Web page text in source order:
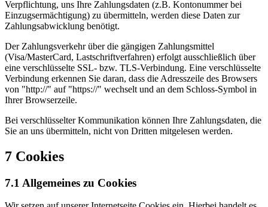
Verpflichtung, uns Ihre Zahlungsdaten (z.B. Kontonummer bei
Einzugsermächtigung) zu übermitteln, werden diese Daten zur
Zahlungsabwicklung benötigt.
Der Zahlungsverkehr über die gängigen Zahlungsmittel
(Visa/MasterCard, Lastschriftverfahren) erfolgt ausschließlich über
eine verschlüsselte SSL- bzw. TLS-Verbindung. Eine verschlüsselte
Verbindung erkennen Sie daran, dass die Adresszeile des Browsers
von "http://" auf "https://" wechselt und an dem Schloss-Symbol in
Ihrer Browserzeile.
Bei verschlüsselter Kommunikation können Ihre Zahlungsdaten, die
Sie an uns übermitteln, nicht von Dritten mitgelesen werden.
7 Cookies
7.1 Allgemeines zu Cookies